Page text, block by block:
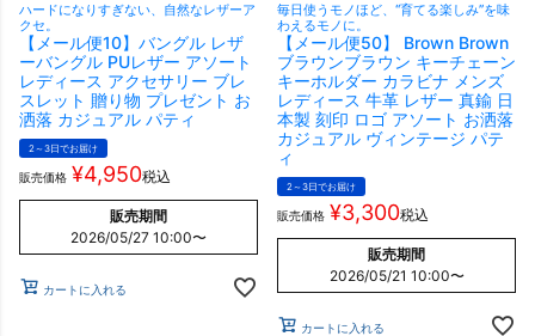
ハードになりすぎない、自然なレザーア
クセ。
【メール便10】バングル レザ
ーバングル PUレザー アソート
レディース アクセサリー ブレ
スレット 贈り物 プレゼント お
洒落 カジュアル パティ
2～3日でお届け
販売価格 ¥4,950税込
販売期間
2026/05/27 10:00〜
カートに入れる
毎日使うモノほど、“育てる楽しみ”を味
わえるモノに。
【メール便50】 Brown Brown
ブラウンブラウン キーチェーン
キーホルダー カラビナ メンズ
レディース 牛革 レザー 真鍮 日
本製 刻印 ロゴ アソート お洒落
カジュアル ヴィンテージ パテ
ィ
2～3日でお届け
販売価格 ¥3,300税込
販売期間
2026/05/21 10:00〜
カートに入れる